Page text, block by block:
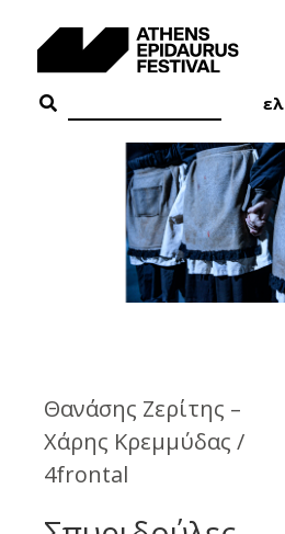
ελ
Θανάσης Ζερίτης –
Χάρης Κρεμμύδας /
4frontal